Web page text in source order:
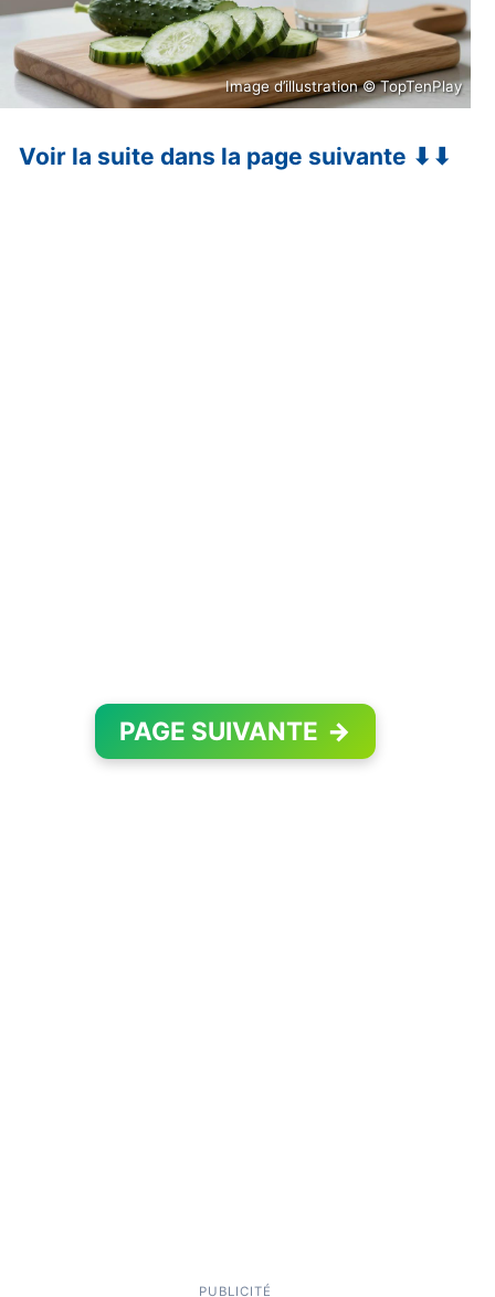
Image d’illustration © TopTenPlay
Voir la suite dans la page suivante ⬇⬇
PAGE SUIVANTE →
PUBLICITÉ